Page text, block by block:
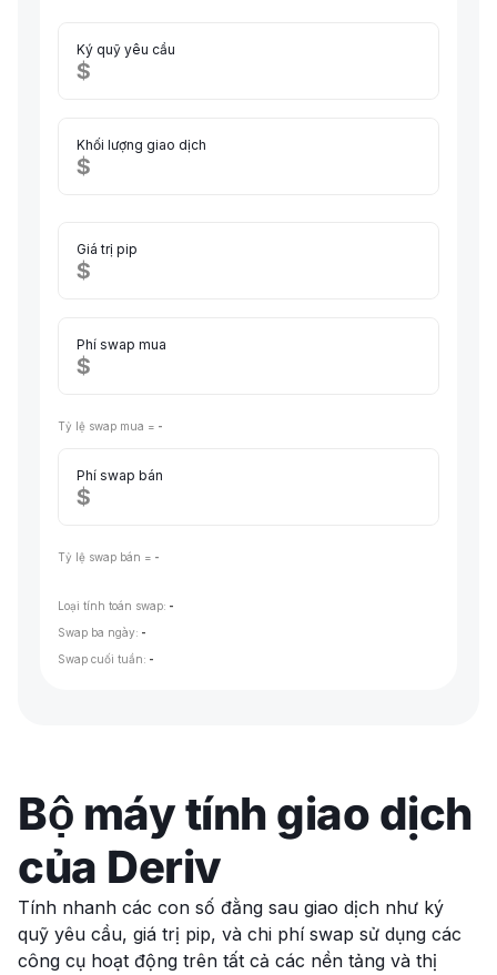
Ký quỹ yêu cầu
$
Khối lượng giao dịch
$
Giá trị pip
$
Phí swap mua
$
Tỷ lệ swap mua = -
Phí swap bán
$
Tỷ lệ swap bán = -
Loại tính toán swap: -
Swap ba ngày: -
Swap cuối tuần: -
Bộ máy tính giao dịch
của Deriv
Tính nhanh các con số đằng sau giao dịch như ký
quỹ yêu cầu, giá trị pip, và chi phí swap sử dụng các
công cụ hoạt động trên tất cả các nền tảng và thị